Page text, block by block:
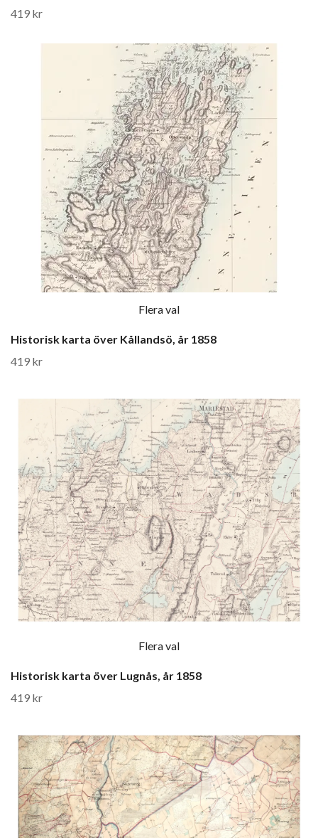
419 kr
Flera val
Historisk karta över Kållandsö, år 1858
419 kr
Flera val
Historisk karta över Lugnås, år 1858
419 kr